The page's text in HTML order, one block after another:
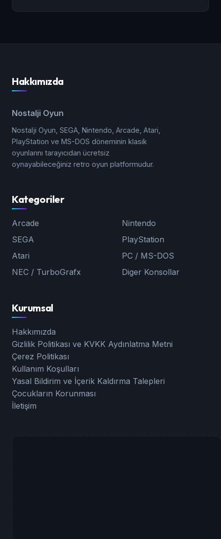
Hakkımızda
Nostalji Oyun
Nostalji Oyun, SEGA, Nintendo, Arcade, Atari,
PlayStation ve MS-DOS döneminin klasik
oyunlarını tarayıcıdan ücretsiz
oynayabileceğiniz retro oyun platformudur.
Kategoriler
Arcade
Nintendo
SEGA
PlayStation
Atari
PC / MS-DOS
NEC / TurboGrafx
Diger Konsollar
Kurumsal
Hakkımızda
Gizlilik Politikası ve KVKK Aydınlatma Metni
Çerez Politikası
Kullanım Koşulları
Yasal Bildirim ve İçerik Kaldırma Talepleri
Çocukların Korunması
İletişim